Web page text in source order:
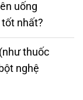
uống
nhất?
thuốc
nghệ